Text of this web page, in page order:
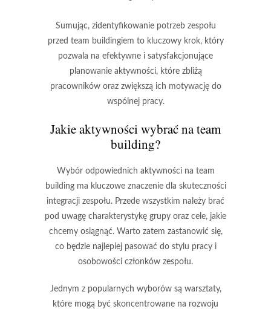
Sumując, zidentyfikowanie potrzeb zespołu
przed team buildingiem to kluczowy krok, który
pozwala na efektywne i satysfakcjonujące
planowanie aktywności, które zbliżą
pracowników oraz zwiększą ich motywację do
wspólnej pracy.
Jakie aktywności wybrać na team
building?
Wybór odpowiednich aktywności na team
building ma kluczowe znaczenie dla skuteczności
integracji zespołu. Przede wszystkim należy brać
pod uwagę charakterystykę grupy oraz cele, jakie
chcemy osiągnąć. Warto zatem zastanowić się,
co będzie najlepiej pasować do stylu pracy i
osobowości członków zespołu.
Jednym z popularnych wyborów są warsztaty,
które mogą być skoncentrowane na rozwoju